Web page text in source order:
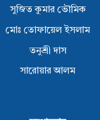
সুজিত কুমার ভৌমিক
মোঃ তোফায়েল ইসলাম
তনুশ্রী দাস
সারোয়ার আলম